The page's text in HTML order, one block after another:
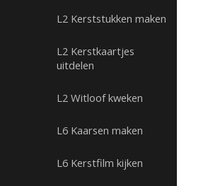
L2 Kerststukken maken
L2 Kerstkaartjes
uitdelen
L2 Witloof kweken
L6 Kaarsen maken
L6 Kerstfilm kijken